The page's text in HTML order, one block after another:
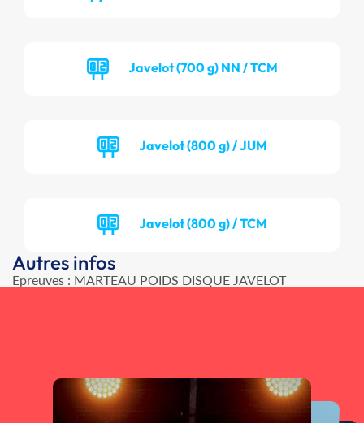
Javelot (700 g) NN / TCM
Javelot (800 g) / JUM
Javelot (800 g) / TCM
Autres infos
Epreuves : MARTEAU POIDS DISQUE JAVELOT